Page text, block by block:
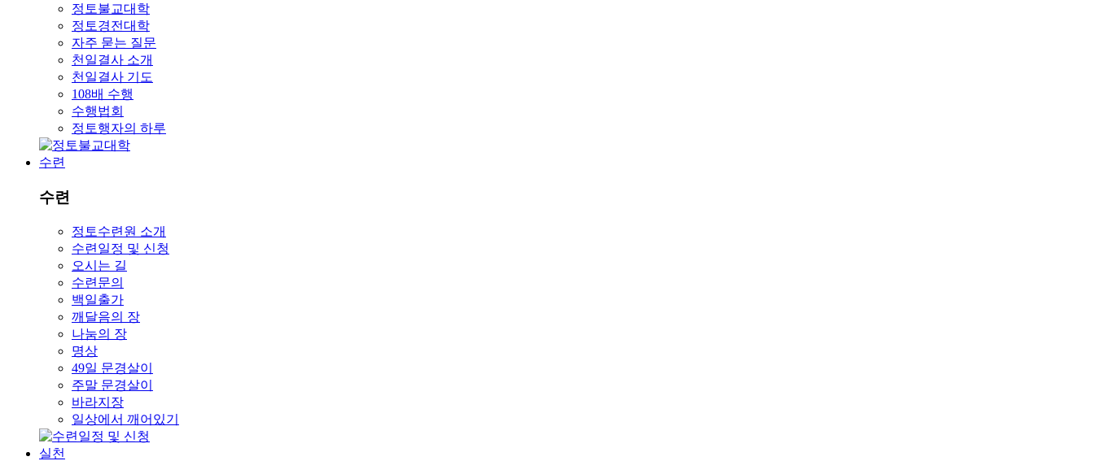
정토불교대학
정토경전대학
자주 묻는 질문
천일결사 소개
천일결사 기도
108배 수행
수행법회
정토행자의 하루
수련
수련
정토수련원 소개
수련일정 및 신청
오시는 길
수련문의
백일출가
깨달음의 장
나눔의 장
명상
49일 문경살이
주말 문경살이
바라지장
일상에서 깨어있기
실천